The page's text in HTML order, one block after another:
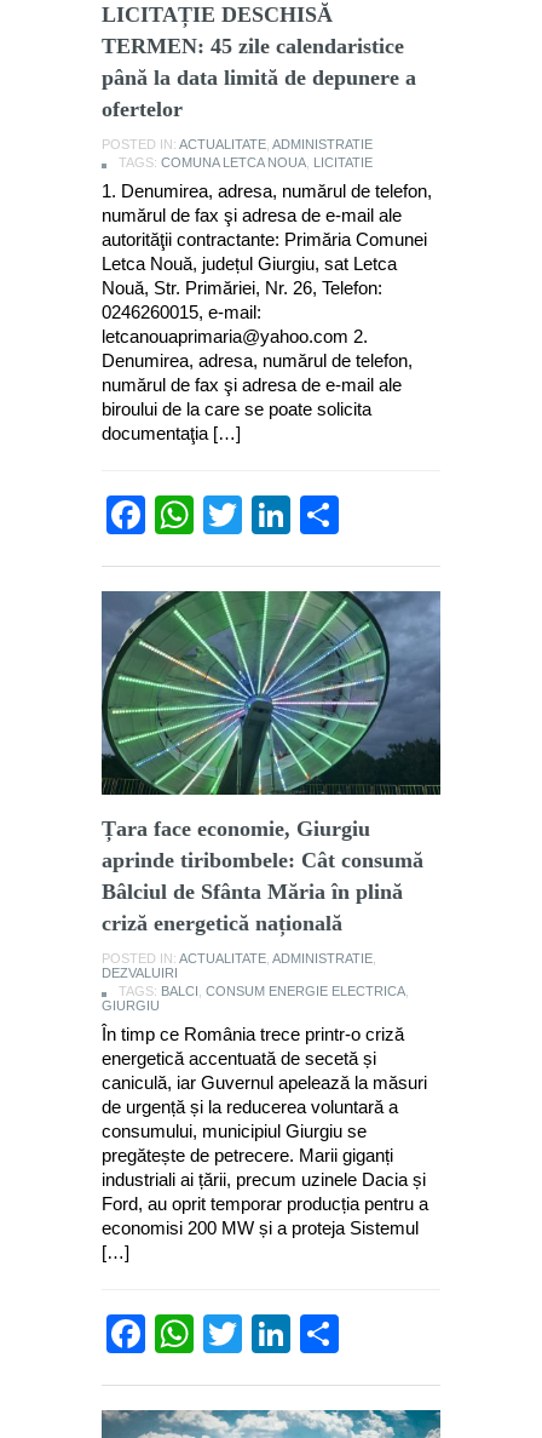
LICITAȚIE DESCHISĂ
TERMEN: 45 zile calendaristice
până la data limită de depunere a
ofertelor
POSTED IN: ACTUALITATE ADMINISTRATIE
TAGS: COMUNA LETCA NOUA LICITATIE
1. Denumirea, adresa, numărul de telefon,
numărul de fax şi adresa de e-mail ale
autorităţii contractante: Primăria Comunei
Letca Nouă, județul Giurgiu, sat Letca
Nouă, Str. Primăriei, Nr. 26, Telefon:
0246260015, e-mail:
letcanouaprimaria@yahoo.com 2.
Denumirea, adresa, numărul de telefon,
numărul de fax şi adresa de e-mail ale
biroului de la care se poate solicita
documentaţia […]
Facebook
WhatsApp
TwitterLinkedIn
Țara face economie, Giurgiu
aprinde tiribombele: Cât consumă
Bâlciul de Sfânta Măria în plină
criză energetică națională
POSTED IN: ACTUALITATE ADMINISTRATIE
DEZVALUIRI
TAGS: BALCI CONSUM ENERGIE ELECTRICA
GIURGIU
În timp ce România trece printr-o criză
energetică accentuată de secetă și
caniculă, iar Guvernul apelează la măsuri
de urgență și la reducerea voluntară a
consumului, municipiul Giurgiu se
pregătește de petrecere. Marii giganți
industriali ai țării, precum uzinele Dacia și
Ford, au oprit temporar producția pentru a
economisi 200 MW și a proteja Sistemul
[…]
Facebook
WhatsApp
TwitterLinkedIn